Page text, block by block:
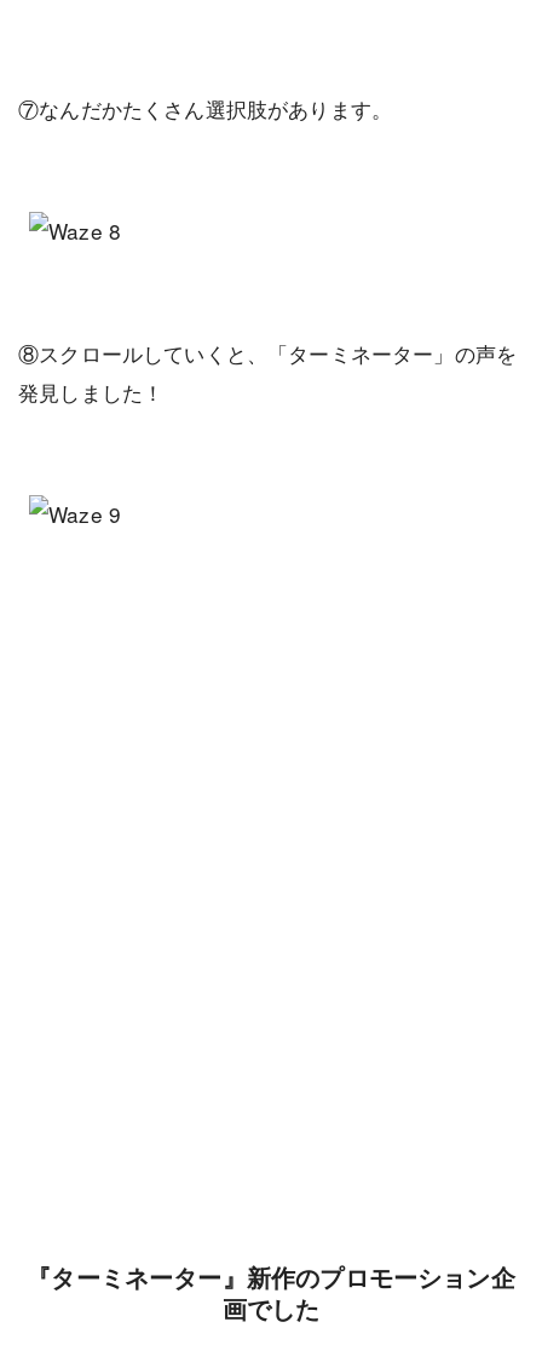
⑦なんだかたくさん選択肢があります。
⑧スクロールしていくと、「ターミネーター」の声を
発見しました！
『ターミネーター』新作のプロモーション企
画でした